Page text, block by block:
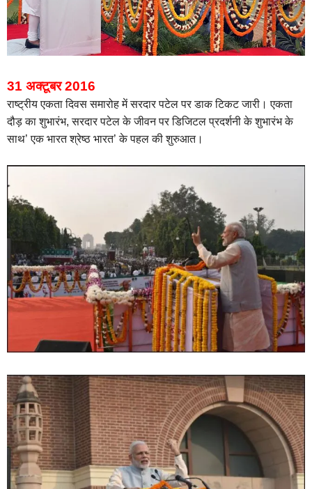
31 अक्टूबर 2016
राष्ट्रीय एकता दिवस समारोह में सरदार पटेल पर डाक टिकट जारी। एकता
दौड़ का शुभारंभ,सरदार पटेल के जीवन पर डिजिटल प्रदर्शनी के शुभारंभ के
साथ’ एक भारत श्रेष्ठ भारत’ के पहल की शुरुआत।